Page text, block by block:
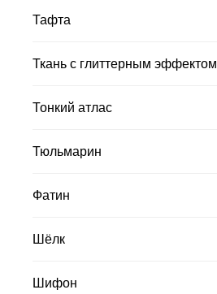
Тафта
Ткань с глиттерным эффектом
Тонкий атлас
Тюльмарин
Фатин
Шёлк
Шифон